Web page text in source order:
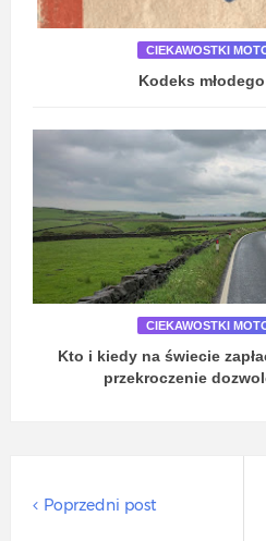
CIEKAWOSTKI
Kodeks
CIEKAWOSTKI
Kto i kiedy na świecie
przekroczenie
Poprzedni post